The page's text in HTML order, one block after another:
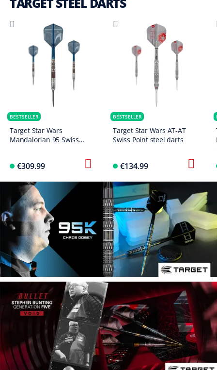
BESTSELLER
Target Star Wars
Mandalorian 95 Swiss
€309.99
BESTSELLER
Target Star Wars AT-AT
Swiss Point steel darts
€134.99